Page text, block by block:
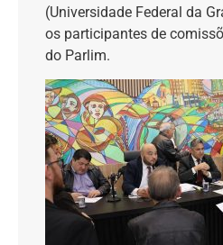
(Universidade Federal da
os participantes de
do Parlim.